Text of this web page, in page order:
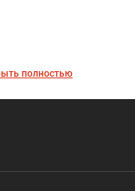
полностью